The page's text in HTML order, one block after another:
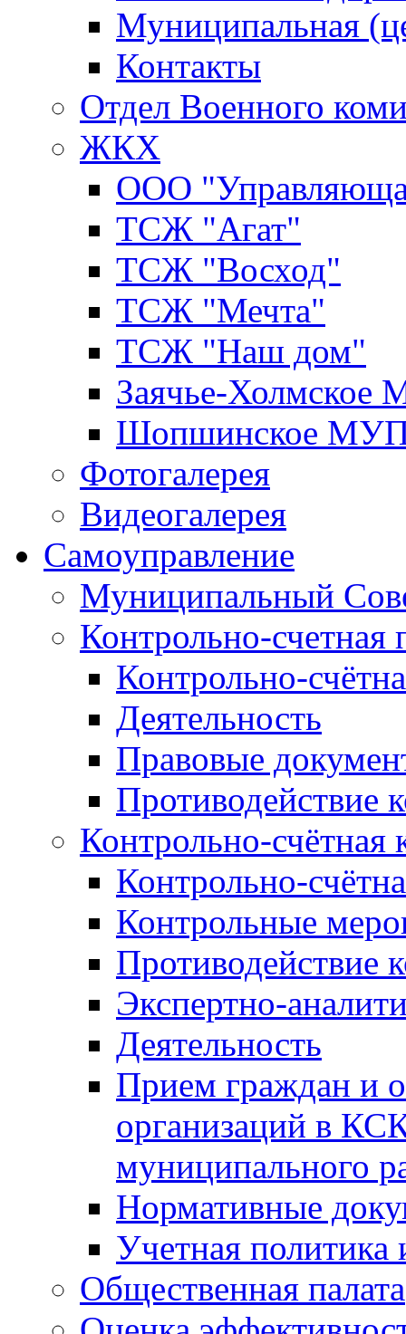
Муниципальная
Контакты
Отдел Военного
ЖКХ
ООО
ТСЖ "Агат"
ТСЖ "Восход"
ТСЖ "Мечта"
ТСЖ "Наш дом"
Заячье-
Шопшинское
Фотогалерея
Видеогалерея
Самоуправление
Муниципальный
Контрольно-счетная
Контрольно-
Деятельность
Правовые
Противодействие
Контрольно-счётная
Контрольно-
Контрольные
Противодействие
Экспертно-
Деятельность
Прием граждан и
организаций в
муниципального
Нормативные
Учетная политика
Общественная палата